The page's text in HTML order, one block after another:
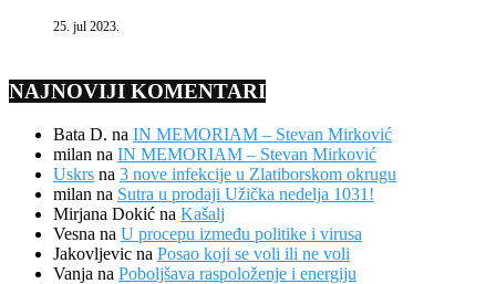
25. jul 2023.
NAJNOVIJI KOMENTARI
Bata D. na IN MEMORIAM – Stevan Mirković
milan na IN MEMORIAM – Stevan Mirković
Uskrs na 3 nove infekcije u Zlatiborskom okrugu
milan na Sutra u prodaji Užička nedelja 1031!
Mirjana Dokić na Kašalj
Vesna na U procepu između politike i virusa
Jakovljevic na Posao koji se voli ili ne voli
Vanja na Poboljšava raspoloženje i energiju